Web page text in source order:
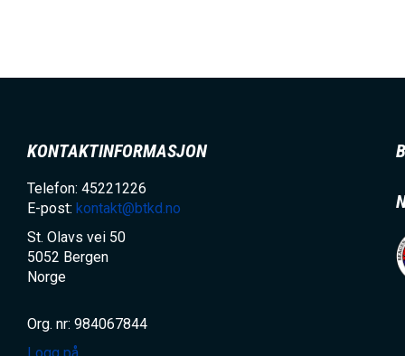
KONTAKTINFORMASJON
Telefon: 45221226
E-post: kontakt@btkd.no
St. Olavs vei 50
5052 Bergen
Norge
Org. nr: 984067844